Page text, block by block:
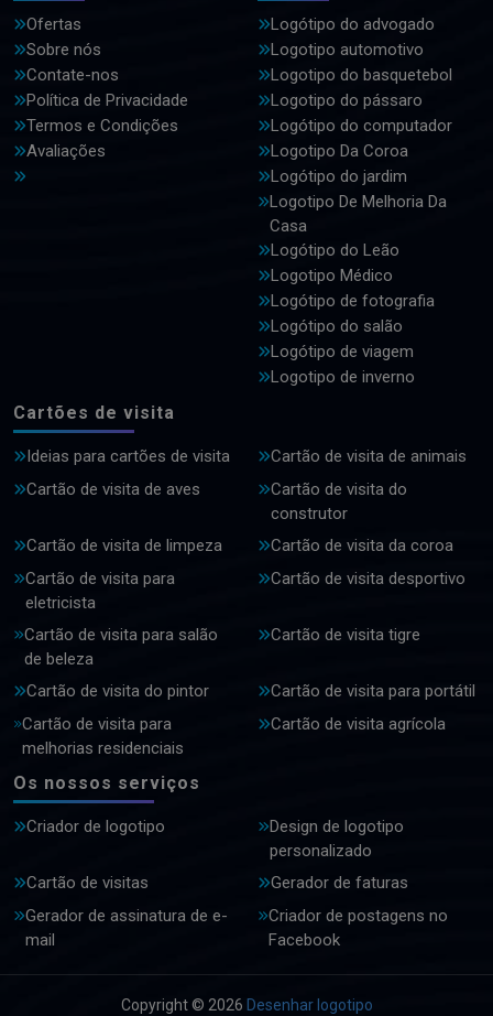
Ofertas
Sobre nós
Contate-nos
Política de Privacidade
Termos e Condições
Avaliações
Logótipo do advogado
Logotipo automotivo
Logotipo do basquetebol
Logotipo do pássaro
Logótipo do computador
Logotipo Da Coroa
Logótipo do jardim
Logotipo De Melhoria Da
Casa
Logótipo do Leão
Logotipo Médico
Logótipo de fotografia
Logótipo do salão
Logótipo de viagem
Logotipo de inverno
Cartões de visita
Ideias para cartões de visita
Cartão de visita de animais
Cartão de visita de aves
Cartão de visita do
construtor
Cartão de visita de limpeza
Cartão de visita da coroa
Cartão de visita para
eletricista
Cartão de visita desportivo
Cartão de visita para salão
de beleza
Cartão de visita tigre
Cartão de visita do pintor
Cartão de visita para portátil
Cartão de visita para
melhorias residenciais
Cartão de visita agrícola
Os nossos serviços
Criador de logotipo
Design de logotipo
personalizado
Cartão de visitas
Gerador de faturas
Gerador de assinatura de e-
mail
Criador de postagens no
Facebook
Copyright © 2026 Desenhar logotipo